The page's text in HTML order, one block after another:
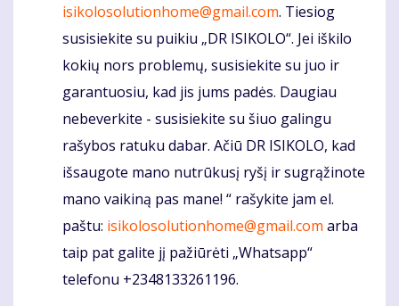
isikolosolutionhome@gmail.com. Tiesiog
susisiekite su puikiu „DR ISIKOLO“. Jei iškilo
kokių nors problemų, susisiekite su juo ir
garantuosiu, kad jis jums padės. Daugiau
nebeverkite - susisiekite su šiuo galingu
rašybos ratuku dabar. Ačiū DR ISIKOLO, kad
išsaugote mano nutrūkusį ryšį ir sugrąžinote
mano vaikiną pas mane! “ rašykite jam el.
paštu: isikolosolutionhome@gmail.com arba
taip pat galite jį pažiūrėti „Whatsapp“
telefonu +2348133261196.